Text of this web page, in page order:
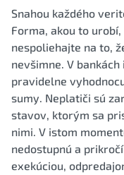
Snahou každého
Forma, akou to
nespoliehajte na to,
nevšimne. V
pravidelne
sumy. Neplatiči sú
stavov, ktorým sa
nimi. V istom
nedostupnú a
exekúciou,